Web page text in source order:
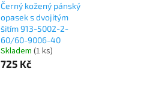
Černý kožený pánský
opasek s dvojitým
šitím 913-5002-2-
60/60-9006-40
Skladem (1 ks)
725 Kč